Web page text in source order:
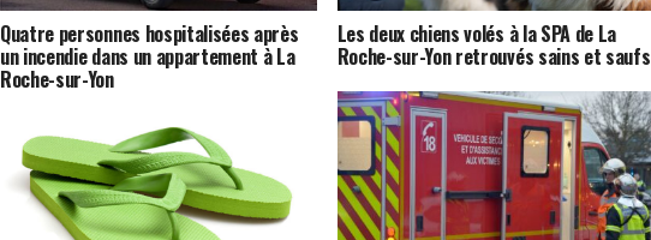
Quatre personnes hospitalisées après
un incendie dans un appartement à La
Roche-sur-Yon
Les deux chiens volés à la SPA de La
Roche-sur-Yon retrouvés sains et saufs